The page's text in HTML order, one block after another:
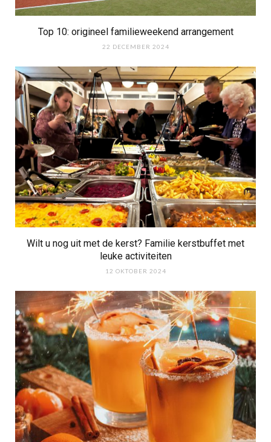
Top 10: origineel familieweekend arrangement
22 DECEMBER 2024
Wilt u nog uit met de kerst? Familie kerstbuffet met
leuke activiteiten
12 OKTOBER 2024